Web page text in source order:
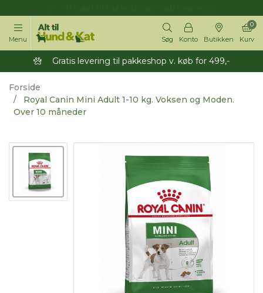
Menu Søg Konto Butikken Kurv
0
Gratis levering til pakkeshop v. køb for 499,-
Forside
Royal Canin Mini Adult 1-10 kg. Voksen og Moden.
Over 10 måneder